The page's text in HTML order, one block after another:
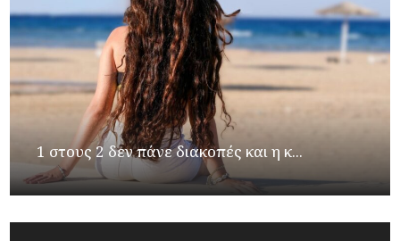
1 στους 2 δεν πάνε διακοπές και η κ...